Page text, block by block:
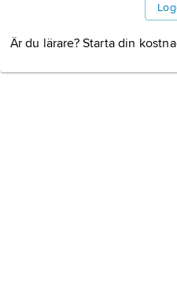
Är du lärare? Starta din